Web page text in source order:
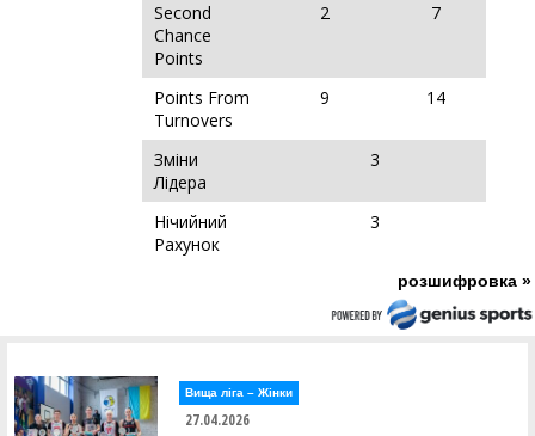
Second
Chance
Points
2 7
Points From
Turnovers
9 14
Зміни
Лідера
3
Нічийний
Рахунок
3
розшифровка »
Вища лiга – Жiнки
27.04.2026